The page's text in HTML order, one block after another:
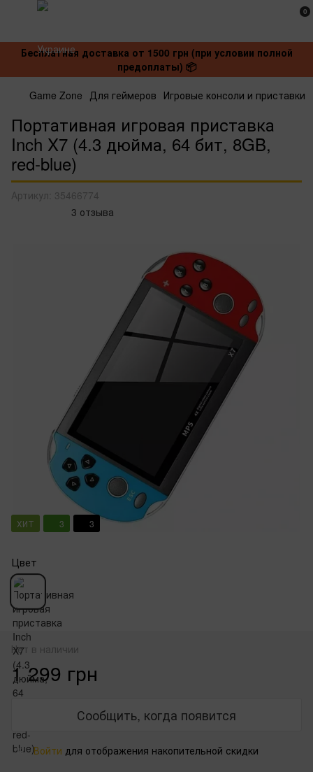
0
Бесплатная доставка от 1500 грн (при условии полной
предоплаты) 📦
Game Zone Для геймеров Игровые консоли и приставки
Портативная игровая приставка
Inch X7 (4.3 дюйма, 64 бит, 8GB,
red-blue)
Артикул: 35466774
3 отзыва
ХИТ 3 3
Цвет
Нет в наличии
1 299 грн
Сообщить, когда появится
% Войти для отображения накопительной скидки